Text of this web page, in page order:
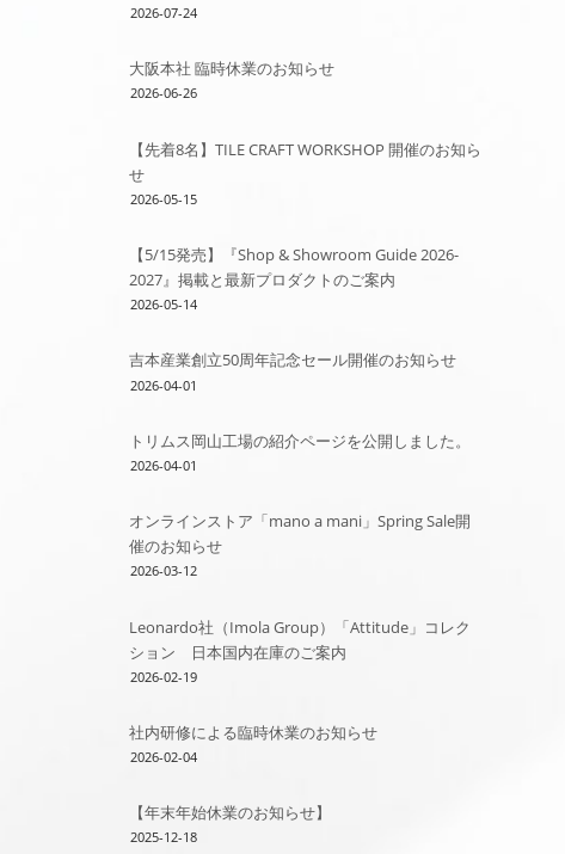
2026-07-24
大阪本社 臨時休業のお知らせ
2026-06-26
【先着8名】TILE CRAFT WORKSHOP 開催のお知ら
せ
2026-05-15
【5/15発売】『Shop & Showroom Guide 2026-
2027』掲載と最新プロダクトのご案内
2026-05-14
吉本産業創立50周年記念セール開催のお知らせ
2026-04-01
トリムス岡山工場の紹介ページを公開しました。
2026-04-01
オンラインストア「mano a mani」Spring Sale開
催のお知らせ
2026-03-12
Leonardo社（Imola Group）「Attitude」コレク
ション 日本国内在庫のご案内
2026-02-19
社内研修による臨時休業のお知らせ
2026-02-04
【年末年始休業のお知らせ】
2025-12-18